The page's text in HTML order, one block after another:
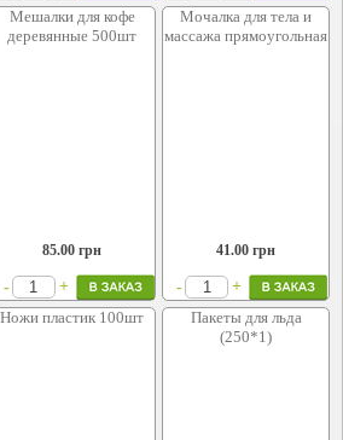
Мешалки для кофе
деревянные 500шт
85.00 грн
- +
Мочалка для тела и
массажа прямоугольная
41.00 грн
-
+
Ножи пластик 100шт
Пакеты для льда
(250*1)